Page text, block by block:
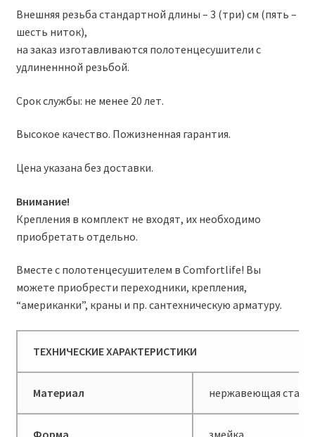
Внешняя резьба стандартной длины – 3 (три) см (пять –
шесть ниток),
на заказ изготавливаются полотенцесушители с
удлиненнной резьбой.
Срок службы: не менее 20 лет.
Высокое качество. Пожизненная гарантия.
Цена указана без доставки.
Внимание!
Крепления в комплект не входят, их необходимо
приобретать отдельно.
Вместе с полотенцесушителем в Comfortlife! Вы
можете приобрести переходники, крепления,
“американки”, краны и пр. сантехническую арматуру.
ТЕХНИЧЕСКИЕ ХАРАКТЕРИСТИКИ
Материал нержавеющая сталь
Форма змейка